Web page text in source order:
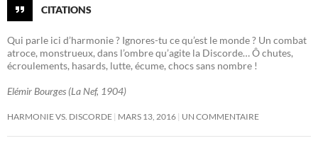
CITATIONS
Qui parle ici d’harmonie ? Ignores-tu ce qu’est le monde ? Un combat
atroce, monstrueux, dans l’ombre qu’agite la Discorde… Ô chutes,
écroulements, hasards, lutte, écume, chocs sans nombre !
Elémir Bourges (La Nef, 1904)
HARMONIE VS. DISCORDE MARS 13, 2016 UN COMMENTAIRE